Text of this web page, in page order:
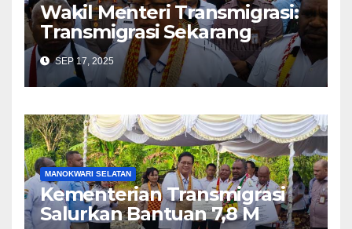
Wakil Menteri Transmigrasi:
Transmigrasi Sekarang
Tergantung Permintaan
Pemerintah Daerah
SEP 17, 2025
MANOKWARI SELATAN
Kementerian Transmigrasi
Salurkan Bantuan 7,8 M